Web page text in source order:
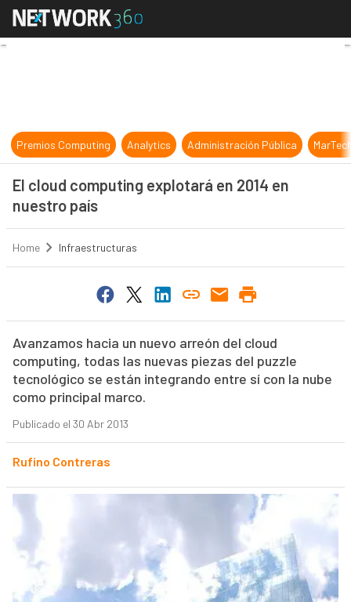
El cloud computing explotará en
Premios Computing Analytics Administración Pública
El cloud computing explotará en 2014 en
nuestro país
Home Infraestructuras
Avanzamos hacia un nuevo arreón del cloud
computing, todas las nuevas piezas del puzzle
tecnológico se están integrando entre sí con la nube
como principal marco.
Publicado el 30 Abr 2013
Rufino Contreras